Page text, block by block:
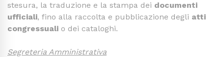
stesura, la traduzione e la stampa dei documenti
ufficiali, fino alla raccolta e pubblicazione degli atti
congressuali o dei cataloghi.
Segreteria Amministrativa